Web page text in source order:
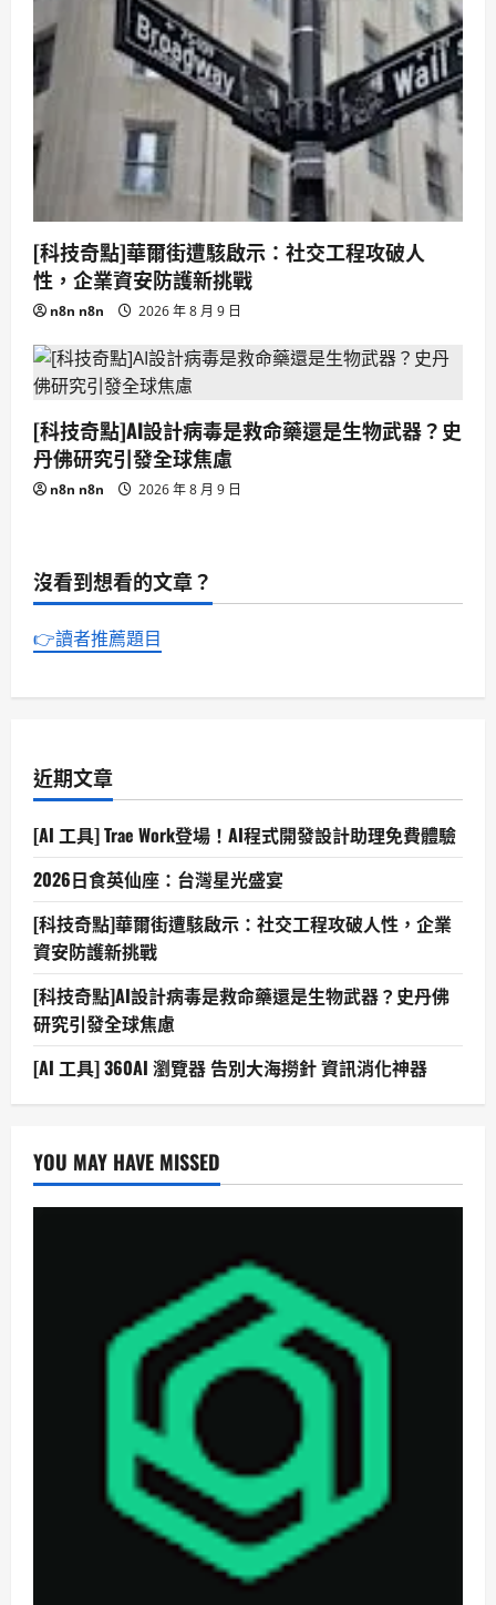
[科技奇點]華爾街遭駭啟示：社交工程攻破人
性，企業資安防護新挑戰
n8n n8n 2026 年 8 月 9 日
[科技奇點]AI設計病毒是救命藥還是生物武器？史
丹佛研究引發全球焦慮
n8n n8n 2026 年 8 月 9 日
沒看到想看的文章？
👉讀者推薦題目
近期文章
[AI 工具] Trae Work登場！AI程式開發設計助理免費體驗
2026日食英仙座：台灣星光盛宴
[科技奇點]華爾街遭駭啟示：社交工程攻破人性，企業
資安防護新挑戰
[科技奇點]AI設計病毒是救命藥還是生物武器？史丹佛
研究引發全球焦慮
[AI 工具] 360AI 瀏覽器 告別大海撈針 資訊消化神器
YOU MAY HAVE MISSED